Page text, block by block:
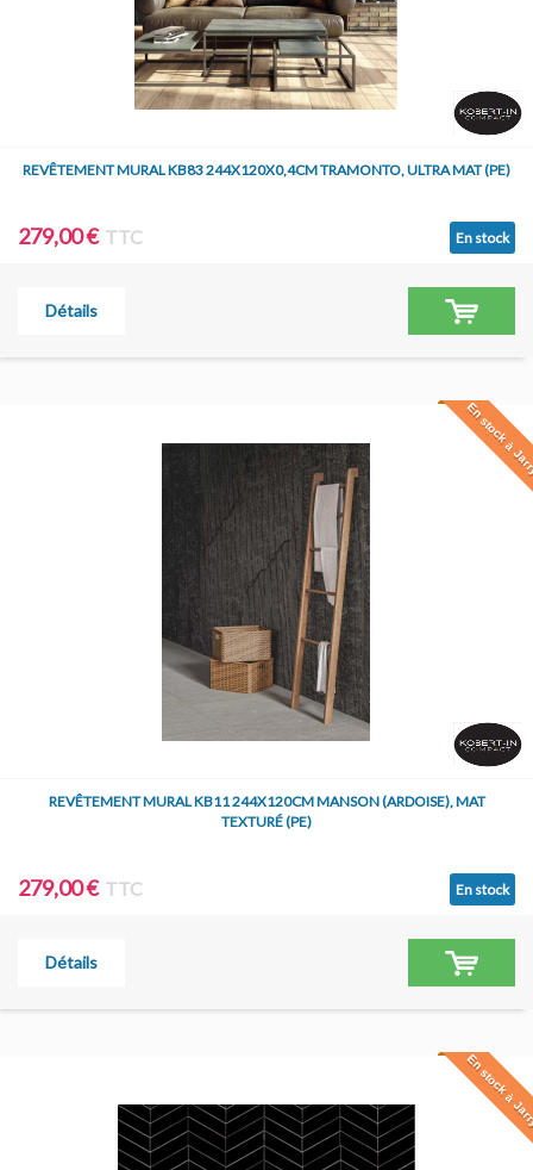
REVÊTEMENT MURAL KB83 244X120X0,4CM TRAMONTO, ULTRA MAT (PE)
279,00 € TTC En stock
Détails
En stock à
REVÊTEMENT MURAL KB11 244X120CM MANSON (ARDOISE), MAT
TEXTURÉ (PE)
279,00 € TTC En stock
Détails
En stock à